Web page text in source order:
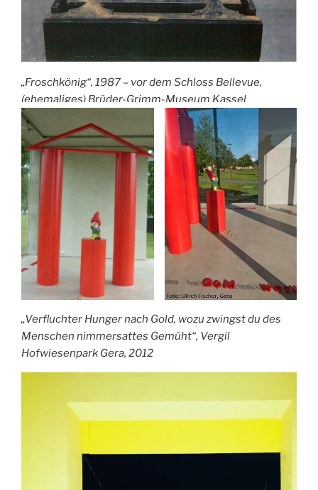
„Froschkönig“, 1987 – vor dem Schloss Bellevue,
(ehemaliges) Brüder-Grimm-Museum Kassel
„Verfluchter Hunger nach Gold, wozu zwingst du des
Menschen nimmersattes Gemüht“, Vergil
Hofwiesenpark Gera, 2012